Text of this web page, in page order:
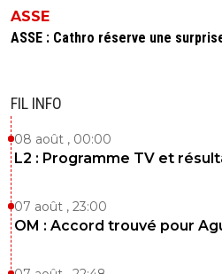
ASSE
ASSE : Cathro réserve une
FIL INFO
08 août , 00:00
L2 : Programme TV et
07 août , 23:00
OM : Accord trouvé pour